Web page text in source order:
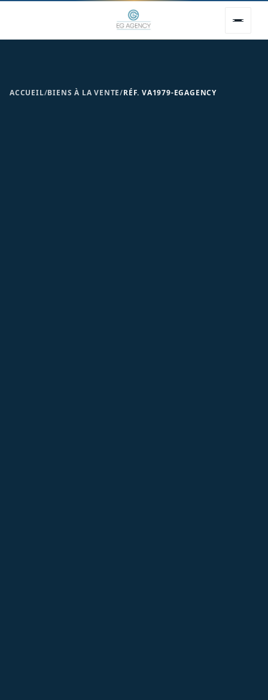
ACCUEIL/BIENS À LA VENTE/RÉF. VA1979-EGAGENCY